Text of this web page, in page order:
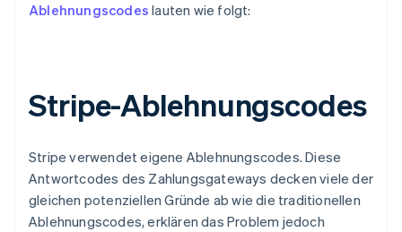
Ablehnungscodes lauten wie folgt:
Stripe-Ablehnungscodes
Stripe verwendet eigene Ablehnungscodes. Diese
Antwortcodes des Zahlungsgateways decken viele der
gleichen potenziellen Gründe ab wie die traditionellen
Ablehnungscodes, erklären das Problem jedoch